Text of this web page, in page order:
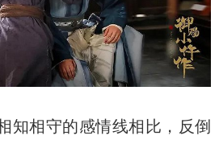
知相守的感情线相比，反倒